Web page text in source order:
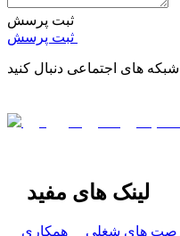
ثبت پرسش
شبکه های اجتماعی دنبال کنید
لینک های مفید
های شغلی همکاری